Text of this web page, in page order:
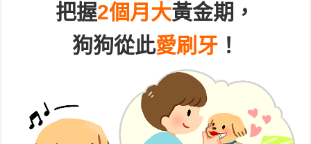
把握2個月大黃金期，
狗狗從此愛刷牙！